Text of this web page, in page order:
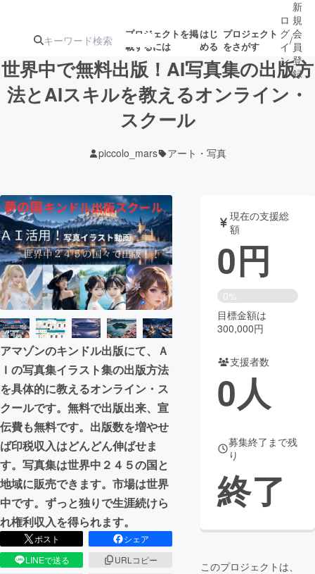
プロジェクトを掲
載するには
はじ
める
プロジェクト
をさがす
注目の新着プロ募集終了が近いプ
テクノロジー・ガジェット
映像・映画 書籍・雑誌
ビジネス・起業 チャレンジ
まちづくり・地域活性化
CAMPFIRE for Social Good
CAMPFIRE Creation
CAMPFIREふるさと納税machi-ya コミュニティ
ロ
グ
イ
ン
/
新
規
会
員
登
録
世界中で無料出版！AI写真集の出版方
法とAIスキルを教えるオンライン・
スクール
piccolo_mars アート・写真
アマゾンのキンドル出版にて、Ａ
Ｉの写真集イラスト集の出版方法
を具体的に教えるオンライン・ス
クールです。無料で出版出来、宣
伝費も無料です。出版数を増やせ
ば印税収入はどんどん伸ばせま
す。写真集は世界中２４５の国と
地域に販売できます。市場は世界
中です。ずっと独りで生涯続けら
れ権利収入を得られます。
ポスト
シェア
LINEで送る
URLコピー
現在の支援総
額
0円
0%
目標金額は
300,000円
支援者数
0人
募集終了まで残
り
終了
このプロジェクトは、